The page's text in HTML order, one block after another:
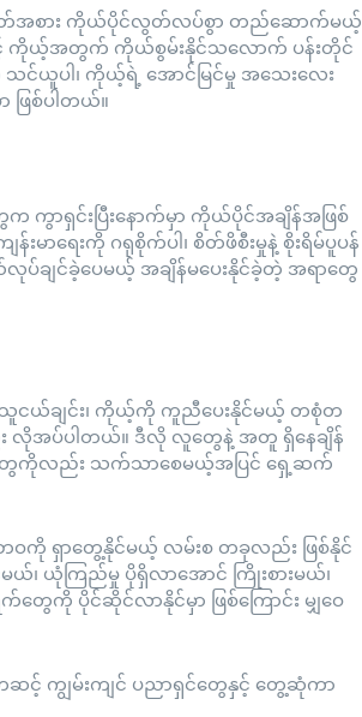
ဂတ်အစား ကိုယ်ပိုင်လွတ်လပ်စွာ တည်ဆောက်မယ့်
င့် ကိုယ့်အတွက် ကိုယ်စွမ်းနိုင်သလောက် ပန်းတိုင်
သင်ယူပါ၊ ကိုယ့်ရဲ့ အောင်မြင်မှု အသေးလေး
ြစ်ပါတယ်။
ရှင်းပြီးနောက်မှာ ကိုယ်ပိုင်အချိန်အဖြစ်
မာရေးကို ဂရုစိုက်ပါ၊ စိတ်ဖိစီးမှုနဲ့ စိုးရိမ်ပူပန်
ျင်ခဲ့ပေမယ့် အချိန်မပေးနိုင်ခဲ့တဲ့ အရာတွေ
ယ်ချင်း၊ ကိုယ့်ကို ကူညီပေးနိုင်မယ့် တစုံတ
လိုအပ်ပါတယ်။ ဒီလို လူတွေနဲ့ အတူ ရှိနေချိန်
ေကိုလည်း သက်သာစေမယ့်အပြင် ရှေ့ဆက်
ဝကို ရှာတွေ့နိုင်မယ့် လမ်းစ တခုလည်း ဖြစ်နိုင်
ယုံကြည်မှု ပိုရှိလာအောင် ကြိုးစားမယ်၊
ေကို ပိုင်ဆိုင်လာနိုင်မှာ ဖြစ်ကြောင်း မျှဝေ
ဆင့် ကျွမ်းကျင် ပညာရှင်တွေနှင့် တွေ့ဆုံကာ